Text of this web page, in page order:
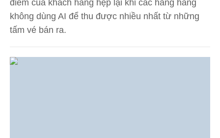
điểm của khách hàng hẹp lại khi các hãng hàng
không dùng AI để thu được nhiều nhất từ những
tấm vé bán ra.